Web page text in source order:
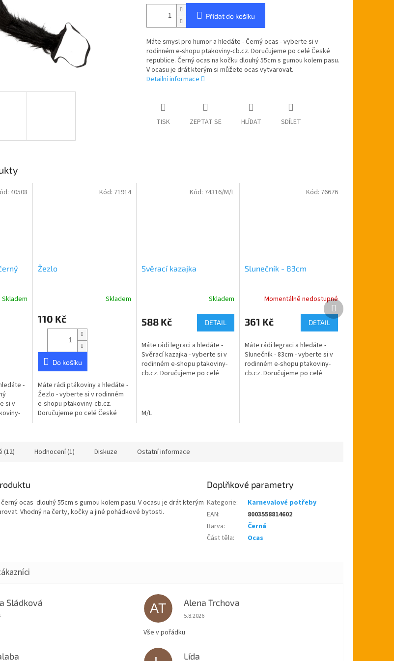
Přidat do košíku
Máte smysl pro humor a hledáte - Černý ocas - vyberte si v
rodinném e-shopu ptakoviny-cb.cz. Doručujeme po celé České
republice. Černý ocas na kočku dlouhý 55cm s gumou kolem pasu.
V ocasu je drát kterým si můžete ocas vytvarovat.
Detailní informace
TISK ZEPTAT SE HLÍDAT SDÍLET
Skladem
-
si v
40508
Žezlo
Skladem
110 Kč
Do košíku
Máte rádi ptákoviny a hledáte -
Žezlo - vyberte si v rodinném
e-shopu ptakoviny-cb.cz.
Doručujeme po celé České
Kód: 71914
Svěrací kazajka
Skladem
588 Kč DETAIL
Máte rádi legraci a hledáte -
Svěrací kazajka - vyberte si v
rodinném e-shopu ptakoviny-
cb.cz. Doručujeme po celé
M/L
Kód: 74316/M/L
Slunečník - 83cm
Momentálně nedostupné
361 Kč DETAIL
Máte rádi legraci a hledáte -
Slunečník - 83cm - vyberte si v
rodinném e-shopu ptakoviny-
cb.cz. Doručujeme po celé
Kód: 76676
Další
produkt
(12) Hodnocení (1) Diskuze Ostatní informace
ocas dlouhý 55cm s gumou kolem pasu. V ocasu je drát kterým
Vhodný na čerty, kočky a jiné pohádkové bytosti.
Doplňkové parametry
Kategorie:
Karnevalové potřeby
EAN:
8003558814602
Barva:
Černá
Část těla: Ocas
Sládková
obchodu je 5 z 5 hvězdiček. AT Alena Trchova
Hodnocení obchodu je 5 z 5 hvězdiček.
5.8.2026
Vše v pořádku
Lída